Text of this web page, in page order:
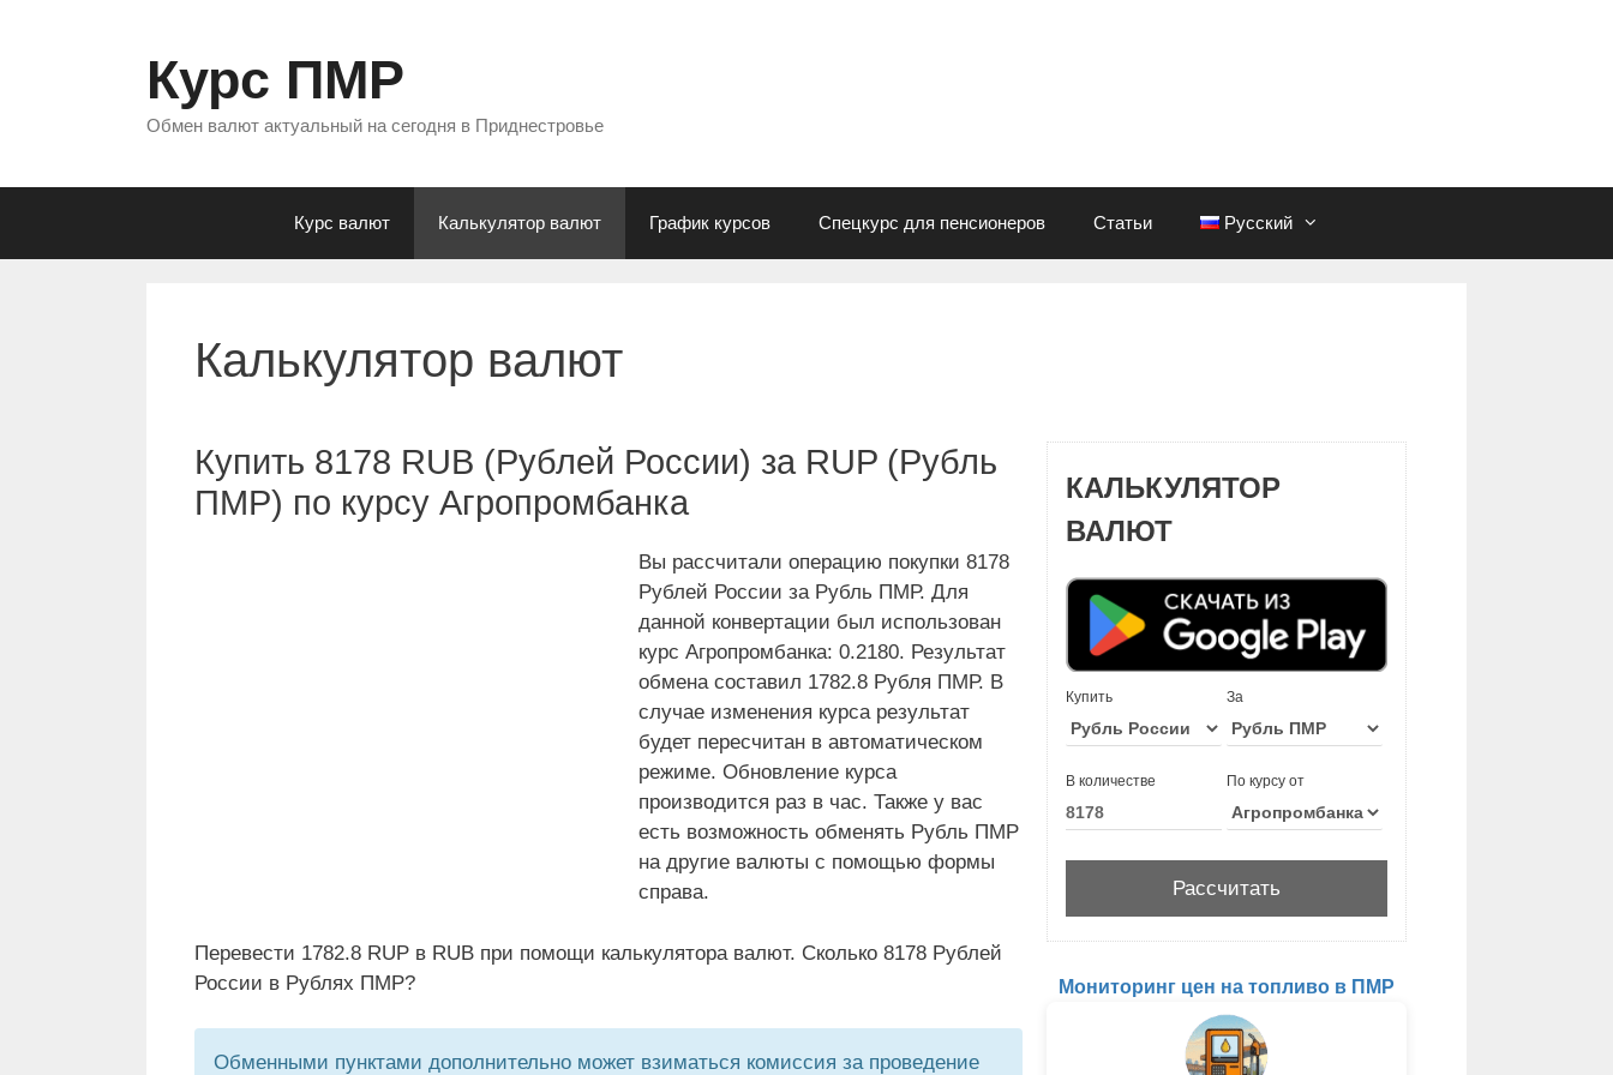
Курс ПМР
Обмен валют актуальный на сегодня в Приднестровье
Курс валют Калькулятор валют График курсов Спецкурс для пенсионеров Статьи Русский
Калькулятор валют
Купить 8178 RUB (Рублей России) за RUP (Рубль
ПМР) по курсу Агропромбанка
Вы рассчитали операцию покупки 8178
Рублей России за Рубль ПМР. Для
данной конвертации был использован
курс Агропромбанка: 0.2180. Результат
обмена составил 1782.8 Рубля ПМР. В
случае изменения курса результат
будет пересчитан в автоматическом
режиме. Обновление курса
производится раз в час. Также у вас
есть возможность обменять Рубль ПМР
на другие валюты с помощью формы
справа.
Перевести 1782.8 RUP в RUB при помощи калькулятора валют. Сколько 8178 Рублей
России в Рублях ПМР?
Обменными пунктами дополнительно может взиматься комиссия за проведение
КАЛЬКУЛЯТОР
ВАЛЮТ
Купить За
В количестве По курсу от
Мониторинг цен на топливо в ПМР